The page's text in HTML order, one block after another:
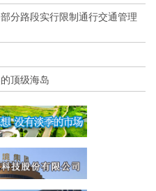
分路段实行限制通行交通管理
顶级海岛